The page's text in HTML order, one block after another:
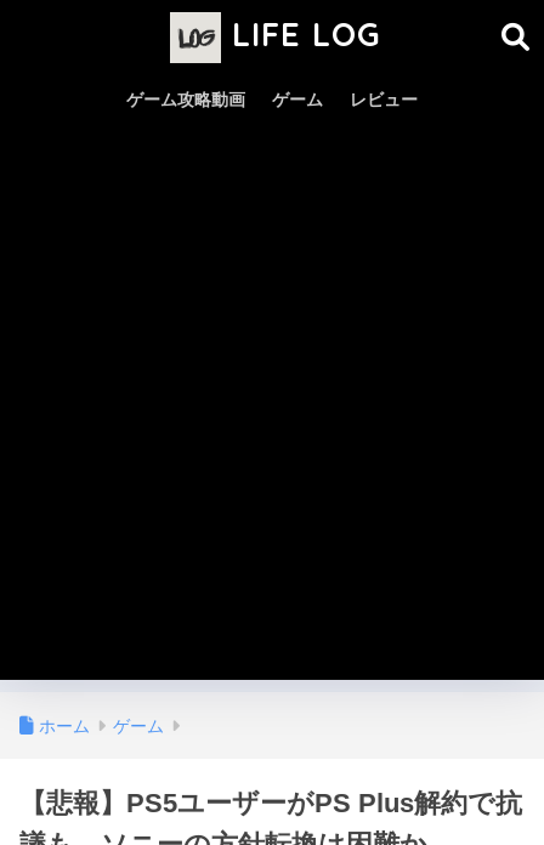
LIFE LOG
ゲーム攻略動画 ゲーム レビュー
ホーム ゲーム
【悲報】PS5ユーザーがPS Plus解約で抗